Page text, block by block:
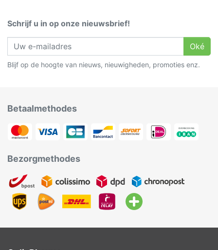
Schrijf u in op onze nieuwsbrief!
Oké
Blijf op de hoogte van nieuws, nieuwigheden, promoties enz.
Betaalmethodes
Bezorgmethodes